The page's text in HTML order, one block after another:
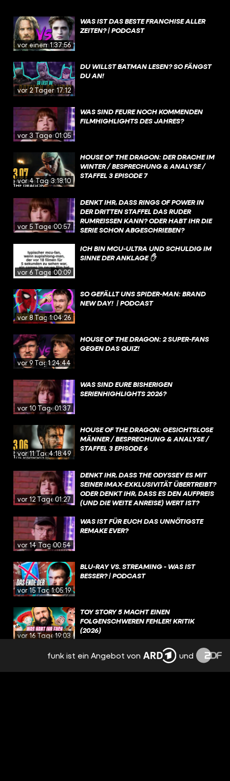
vor einem Tag
1:37:56
WAS IST DAS BESTE FRANCHISE ALLER
ZEITEN? | PODCAST
vor 2 Tagen17:12
DU WILLST BATMAN LESEN? SO FÄNGST
DU AN!
vor 3 Tagen01:05
WAS SIND FEURE NOCH KOMMENDEN
FILMHIGHLIGHTS DES JAHRES?
vor 4 Tagen3:18:10
HOUSE OF THE DRAGON: DER DRACHE IM
WINTER / BESPRECHUNG & ANALYSE /
STAFFEL 3 EPISODE 7
vor 5 Tagen00:57
DENKT IHR, DASS RINGS OF POWER IN
DER DRITTEN STAFFEL DAS RUDER
RUMREISSEN KANN? ODER HABT IHR DIE
SERIE SCHON ABGESCHRIEBEN?
vor 6 Tagen00:09
ICH BIN MCU-ULTRA UND SCHULDIG IM
SINNE DER ANKLAGE ✋
vor 8 Tagen1:04:26
SO GEFÄLLT UNS SPIDER-MAN: BRAND
NEW DAY! | PODCAST
vor 9 Tagen1:24:44
HOUSE OF THE DRAGON: 2 SUPER-FANS
GEGEN DAS QUIZ!
vor 10 Tagen01:37
WAS SIND EURE BISHERIGEN
SERIENHIGHLIGHTS 2026?
vor 11 Tagen4:18:49
HOUSE OF THE DRAGON: GESICHTSLOSE
MÄNNER / BESPRECHUNG & ANALYSE /
STAFFEL 3 EPISODE 6
vor 12 Tagen01:27
DENKT IHR, DASS THE ODYSSEY ES MIT
SEINER IMAX-EXKLUSIVITÄT ÜBERTREIBT?
ODER DENKT IHR, DASS ES DEN AUFPREIS
(UND DIE WEITE ANREISE) WERT IST?
vor 14 Tagen00:54
WAS IST FÜR EUCH DAS UNNÖTIGSTE
REMAKE EVER?
vor 15 Tagen1:05:19
BLU-RAY VS. STREAMING - WAS IST
BESSER? | PODCAST
vor 16 Tagen19:03
TOY STORY 5 MACHT EINEN
FOLGENSCHWEREN FEHLER! KRITIK
(2026)
NEE, AVENGERS JUCKT MICH GAR NICHT,
GUCKE KEINE FILME, DIE NICHT
funk ist ein Angebot von und